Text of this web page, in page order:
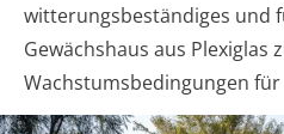
witterungsbeständiges und
Gewächshaus aus Plexiglas
Wachstumsbedingungen